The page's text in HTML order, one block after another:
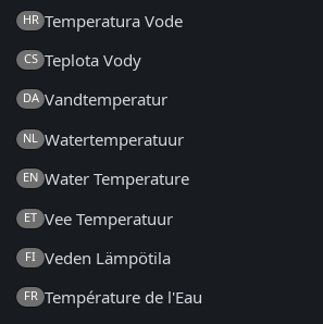
HR Temperatura Vode
CS Teplota Vody
DA Vandtemperatur
NL Watertemperatuur
EN Water Temperature
ET Vee Temperatuur
FI Veden Lämpötila
FR Température de l'Eau